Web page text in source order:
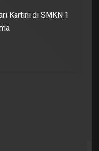
Kartini di SMKN 1